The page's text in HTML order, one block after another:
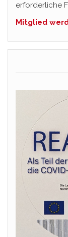
erforderliche
Mitglied